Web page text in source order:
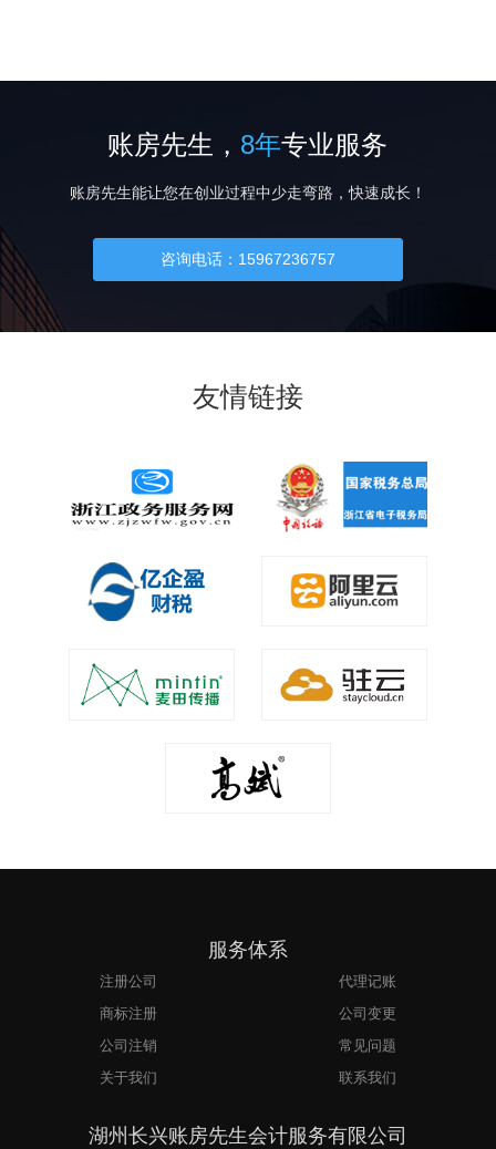
账房先生， 8年专业服务
账房先生能让您在创业过程中少走弯路，快速成长！
咨询电话：15967236757
友情链接
服务体系
注册公司
代理记账
商标注册
公司变更
公司注销
常见问题
关于我们
联系我们
湖州长兴账房先生会计服务有限公司